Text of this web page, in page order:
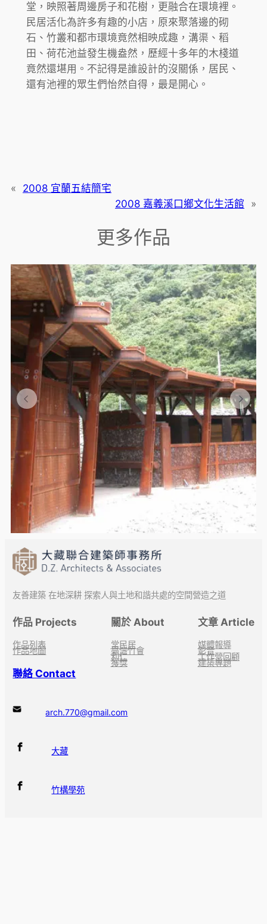
堂，映照著周邊房子和花樹，更融合在環境裡。
民居活化為許多有趣的小店，原來聚落邊的砌
石、竹叢和都市環境竟然相映成趣，溝渠、稻
田、荷花池益發生機盎然，歷經十多年的木棧道
竟然還堪用。不記得是誰設計的沒關係，居民、
還有池裡的眾生們怡然自得，最是開心。
«
2008 宜蘭五結簡宅
2008 嘉義溪口鄉文化生活館
»
更多作品
友善建築 在地深耕 探索人與土地和諧共處的空間營造之道
作品 Projects
作品列表
作品地圖
關於 About
常民居
臺灣竹會
利仁
獲獎
文章 Article
媒體報導
影音
工作營回顧
建築專題
聯絡 Contact
arch.770@gmail.com
大藏
竹構學苑